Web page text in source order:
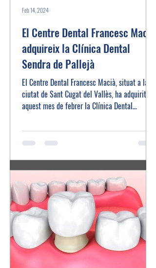
El Centre Dental Francesc Macià
adquireix la Clínica Dental
Sendra de Pallejà
El Centre Dental Francesc Macià, situat a la
ciutat de Sant Cugat del Vallès, ha adquirit
aquest mes de febrer la Clínica Dental
Feb 14, 2024